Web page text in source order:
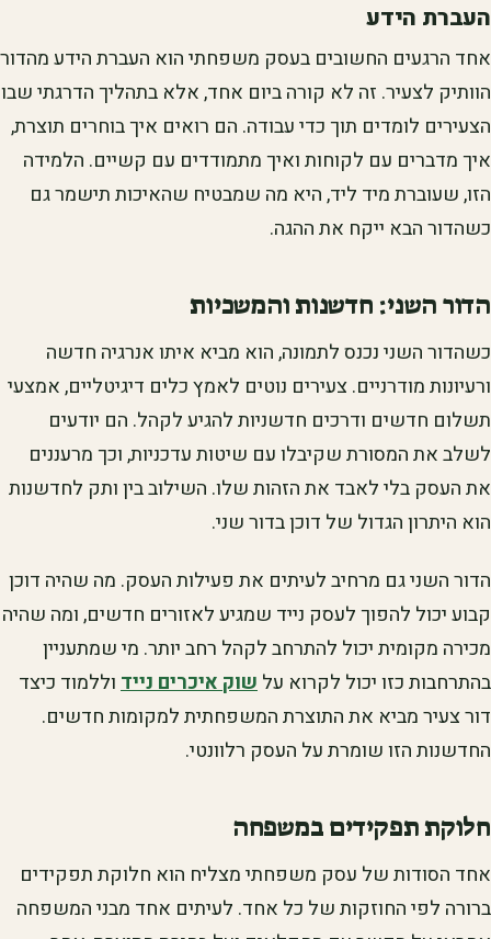
העברת הידע
אחד הרגעים החשובים בעסק משפחתי הוא העברת הידע מהדור
הוותיק לצעיר. זה לא קורה ביום אחד, אלא בתהליך הדרגתי שבו
הצעירים לומדים תוך כדי עבודה. הם רואים איך בוחרים תוצרת,
איך מדברים עם לקוחות ואיך מתמודדים עם קשיים. הלמידה
הזו, שעוברת מיד ליד, היא מה שמבטיח שהאיכות תישמר גם
כשהדור הבא ייקח את ההגה.
הדור השני: חדשנות והמשכיות
כשהדור השני נכנס לתמונה, הוא מביא איתו אנרגיה חדשה
ורעיונות מודרניים. צעירים נוטים לאמץ כלים דיגיטליים, אמצעי
תשלום חדשים ודרכים חדשניות להגיע לקהל. הם יודעים
לשלב את המסורת שקיבלו עם שיטות עדכניות, וכך מרעננים
את העסק בלי לאבד את הזהות שלו. השילוב בין ותק לחדשנות
הוא היתרון הגדול של דוכן בדור שני.
הדור השני גם מרחיב לעיתים את פעילות העסק. מה שהיה דוכן
קבוע יכול להפוך לעסק נייד שמגיע לאזורים חדשים, ומה שהיה
מכירה מקומית יכול להתרחב לקהל רחב יותר. מי שמתעניין
בהתרחבות כזו יכול לקרוא עלשוק איכרים ניידוללמוד כיצד
דור צעיר מביא את התוצרת המשפחתית למקומות חדשים.
החדשנות הזו שומרת על העסק רלוונטי.
חלוקת תפקידים במשפחה
אחד הסודות של עסק משפחתי מצליח הוא חלוקת תפקידים
ברורה לפי החוזקות של כל אחד. לעיתים אחד מבני המשפחה